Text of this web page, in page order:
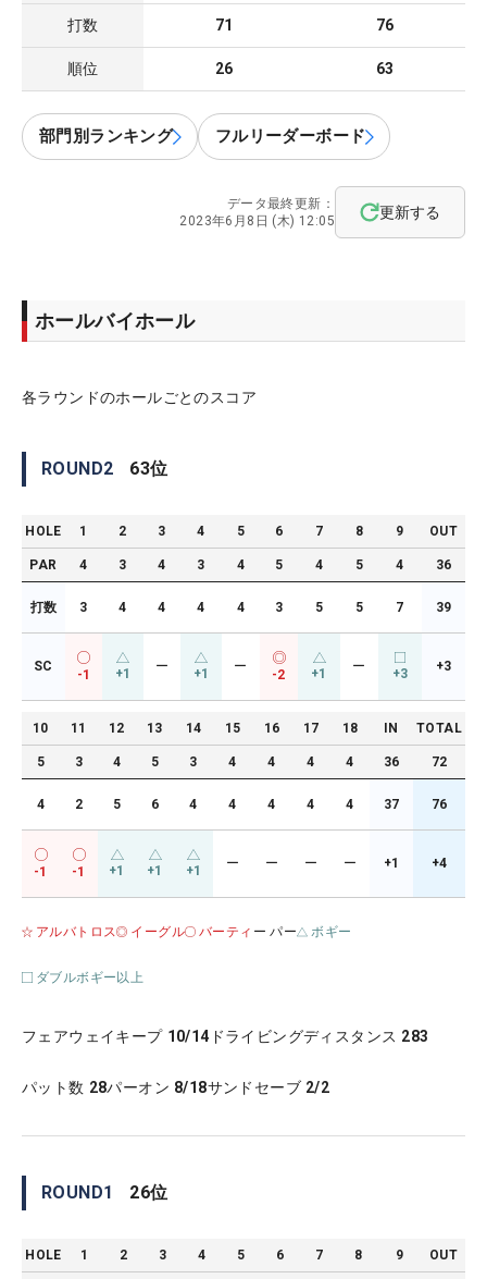
打数 71 76
順位 26 63
部門別ランキング フルリーダーボード
データ最終更新：
2023年6月8日 (木) 12:05
更新する
ホールバイホール
各ラウンドのホールごとのスコア
ROUND2 63位
HOLE 1 2 3 4 5 6 7 8 9 OUT
PAR 4 3 4 3 4 5 4 5 4 36
打数 3 4 4 4 4 3 5 5 7 39
SC
-1 +1 ー +1 ー
-2 +1 ー +3 +3
10 11 12 13 14 15 16 17 18 IN TOTAL
5 3 4 5 3 4 4 4 4 36 72
4 2 5 6 4 4 4 4 4 37 76
-1 -1 +1 +1 +1 ー ー ー ー +1 +4
アルバトロス イーグル バーティ ー パー ボギー
ダブルボギー以上
フェアウェイキープ 10/14 ドライビングディスタンス 283
パット数 28パーオン 8/18サンドセーブ 2/2
ROUND1 26位
HOLE 1 2 3 4 5 6 7 8 9 OUT